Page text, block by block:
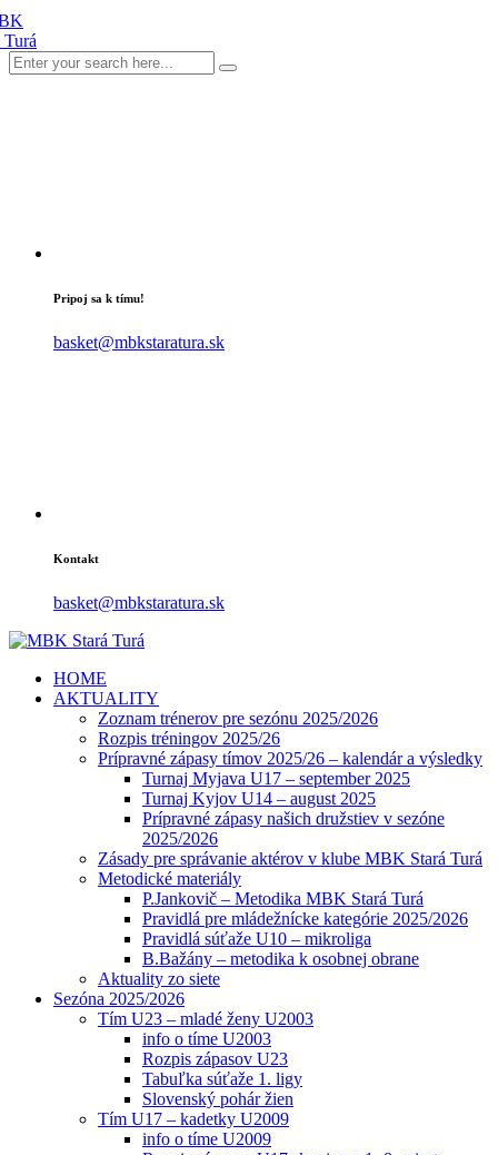
Pripoj sa k tímu!
basket@mbkstaratura.sk
Kontakt
basket@mbkstaratura.sk
HOME
AKTUALITY
Zoznam trénerov pre sezónu 2025/2026
Rozpis tréningov 2025/26
Prípravné zápasy tímov 2025/26 – kalendár a výsledky
Turnaj Myjava U17 – september 2025
Turnaj Kyjov U14 – august 2025
Prípravné zápasy našich družstiev v sezóne
2025/2026
Zásady pre správanie aktérov v klube MBK Stará Turá
Metodické materiály
P.Jankovič – Metodika MBK Stará Turá
Pravidlá pre mládežnícke kategórie 2025/2026
Pravidlá súťaže U10 – mikroliga
B.Bažány – metodika k osobnej obrane
Aktuality zo siete
Sezóna 2025/2026
Tím U23 – mladé ženy U2003
info o tíme U2003
Rozpis zápasov U23
Tabuľka súťaže 1. ligy
Slovenský pohár žien
Tím U17 – kadetky U2009
info o tíme U2009